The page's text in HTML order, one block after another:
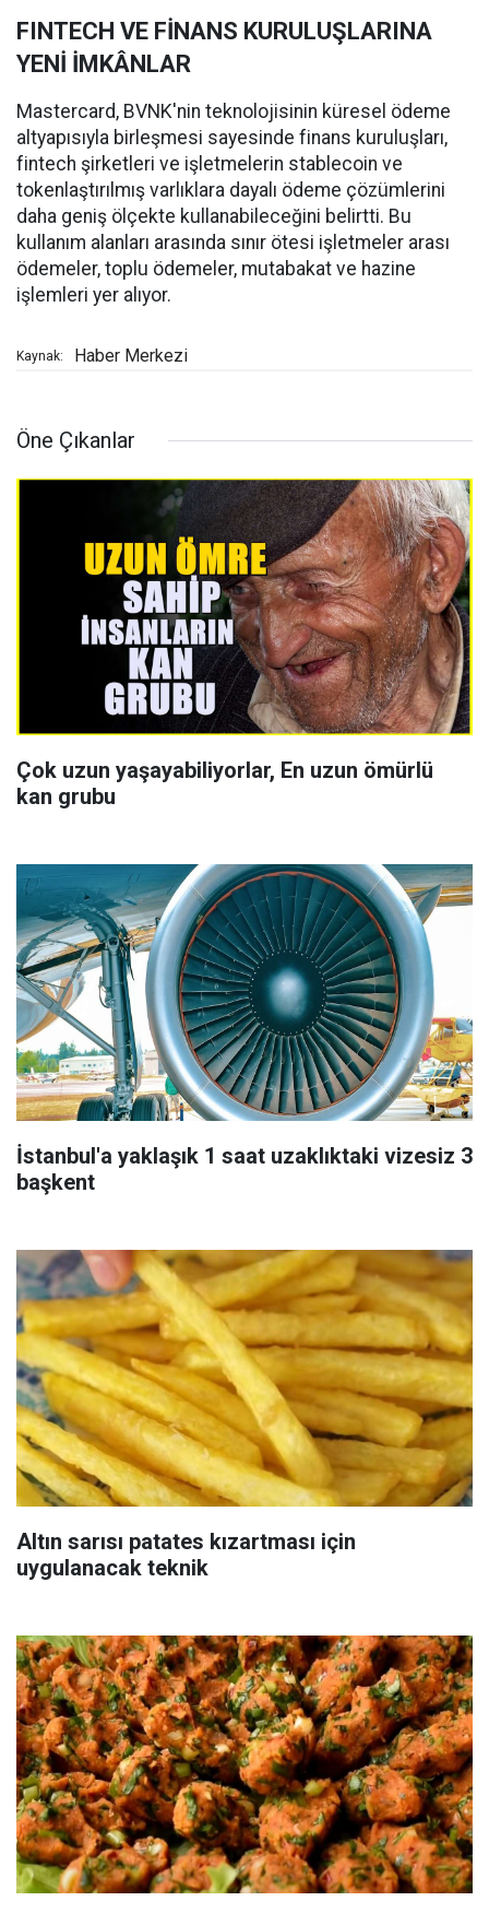
FINTECH VE FİNANS KURULUŞLARINA
YENİ İMKÂNLAR
Mastercard, BVNK'nin teknolojisinin küresel ödeme
altyapısıyla birleşmesi sayesinde finans kuruluşları,
fintech şirketleri ve işletmelerin stablecoin ve
tokenlaştırılmış varlıklara dayalı ödeme çözümlerini
daha geniş ölçekte kullanabileceğini belirtti. Bu
kullanım alanları arasında sınır ötesi işletmeler arası
ödemeler, toplu ödemeler, mutabakat ve hazine
işlemleri yer alıyor.
Kaynak: Haber Merkezi
Öne Çıkanlar
Çok uzun yaşayabiliyorlar, En uzun ömürlü
kan grubu
İstanbul'a yaklaşık 1 saat uzaklıktaki vizesiz 3
başkent
Altın sarısı patates kızartması için
uygulanacak teknik